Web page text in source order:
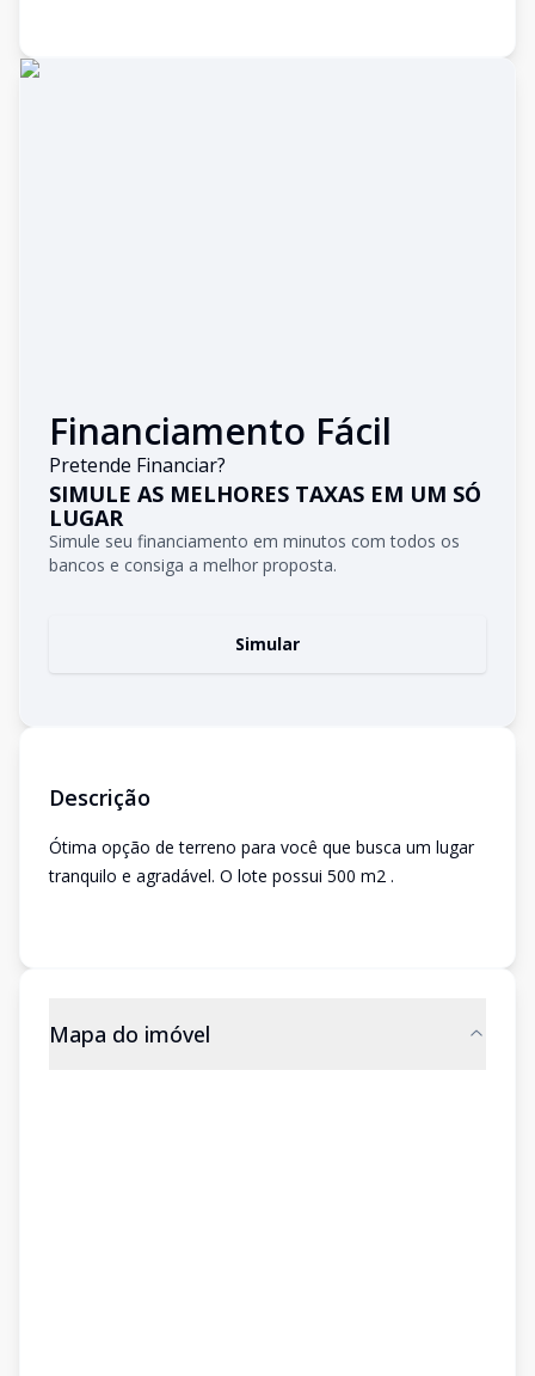
Financiamento Fácil
Pretende Financiar?
SIMULE AS MELHORES TAXAS EM UM SÓ
LUGAR
Simule seu financiamento em minutos com todos os
bancos e consiga a melhor proposta.
Simular
Descrição
Ótima opção de terreno para você que busca um lugar
tranquilo e agradável. O lote possui 500 m2 .
Mapa do imóvel